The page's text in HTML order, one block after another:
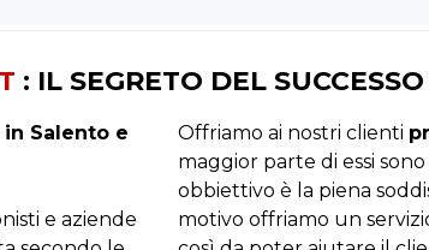
: IL SEGRETO DEL SUCCESSO
in Salento e
e aziende
Offriamo ai nostri clienti
maggior parte di essi sono
obbiettivo è la piena
motivo offriamo un